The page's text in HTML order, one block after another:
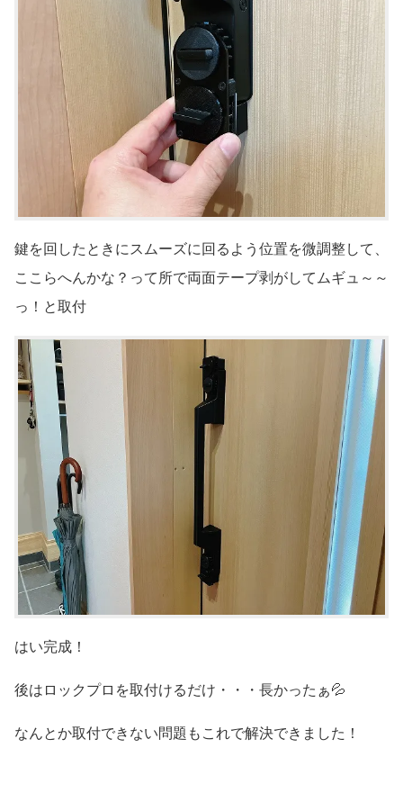
鍵を回したときにスムーズに回るよう位置を微調整して、
ここらへんかな？って所で両面テープ剥がしてムギュ～～
っ！と取付
はい完成！
後はロックプロを取付けるだけ・・・長かったぁ💦
なんとか取付できない問題もこれで解決できました！